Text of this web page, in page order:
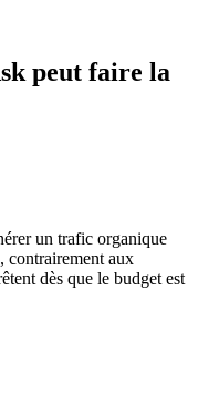
peut faire la
un trafic organique
contrairement aux
dès que le budget est